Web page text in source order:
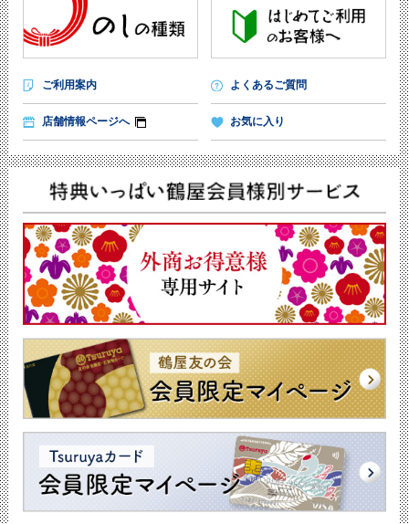
ご利用案内 よくあるご質問
店舗情報ページへ お気に入り